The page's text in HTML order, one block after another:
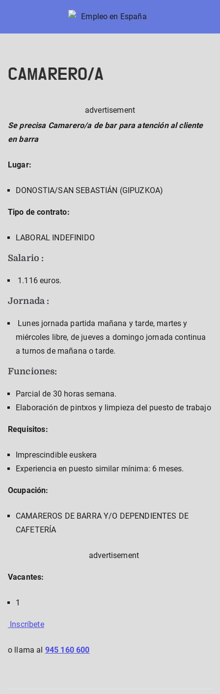
content
Empleo en España
CAMARERO/A
advertisement
Se precisa Camarero/a de bar para atención al cliente
en barra
Lugar:
DONOSTIA/SAN SEBASTIÁN (GIPUZKOA)
Tipo de contrato:
LABORAL INDEFINIDO
Salario :
1.116 euros.
Jornada :
Lunes jornada partida mañana y tarde, martes y
miércoles libre, de jueves a domingo jornada continua
a turnos de mañana o tarde.
Funciones:
Parcial de 30 horas semana.
Elaboración de pintxos y limpieza del puesto de trabajo
Requisitos:
Imprescindible euskera
Experiencia en puesto similar mínima: 6 meses.
Ocupación:
CAMAREROS DE BARRA Y/O DEPENDIENTES DE
CAFETERÍA
advertisement
Vacantes:
1
Inscríbete
o llama al 945 160 600